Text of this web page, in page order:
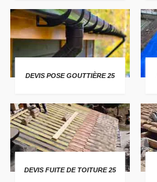
DEVIS POSE GOUTTIÈRE 25
DEVIS FUITE DE TOITURE 25